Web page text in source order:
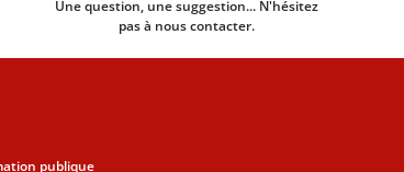
Une question, une suggestion... N'hésitez
pas à nous contacter.
publique